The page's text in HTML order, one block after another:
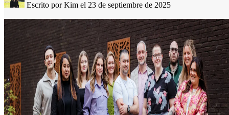
Escrito por Kim el 23 de septiembre de 2025